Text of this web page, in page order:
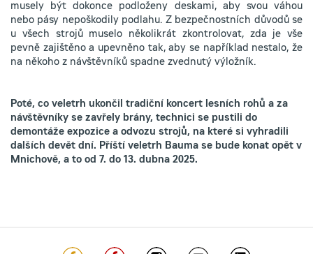
musely být dokonce podloženy deskami, aby svou váhou
nebo pásy nepoškodily podlahu. Z bezpečnostních důvodů se
u všech strojů muselo několikrát zkontrolovat, zda je vše
pevně zajištěno a upevněno tak, aby se například nestalo, že
na někoho z návštěvníků spadne zvednutý výložník.
Poté, co veletrh ukončil tradiční koncert lesních rohů a za
návštěvníky se zavřely brány, technici se pustili do
demontáže expozice a odvozu strojů, na které si vyhradili
dalších devět dní. Příští veletrh Bauma se bude konat opět v
Mnichově, a to od 7. do 13. dubna 2025.